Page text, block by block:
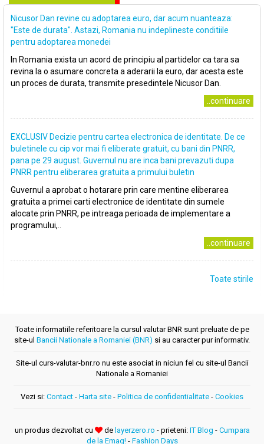
Nicusor Dan revine cu adoptarea euro, dar acum nuanteaza:
"Este de durata". Astazi, Romania nu indeplineste conditiile
pentru adoptarea monedei
In Romania exista un acord de principiu al partidelor ca tara sa
revina la o asumare concreta a aderarii la euro, dar acesta este
un proces de durata, transmite presedintele Nicusor Dan.
..continuare
EXCLUSIV Decizie pentru cartea electronica de identitate. De ce
buletinele cu cip vor mai fi eliberate gratuit, cu bani din PNRR,
pana pe 29 august. Guvernul nu are inca bani prevazuti dupa
PNRR pentru eliberarea gratuita a primului buletin
Guvernul a aprobat o hotarare prin care mentine eliberarea
gratuita a primei carti electronice de identitate din sumele
alocate prin PNRR, pe intreaga perioada de implementare a
programului,..
..continuare
Toate stirile
Toate informatiile referitoare la cursul valutar BNR sunt preluate de pe
site-ul Bancii Nationale a Romaniei (BNR) si au caracter pur informativ.
Site-ul curs-valutar-bnr.ro nu este asociat in niciun fel cu site-ul Bancii
Nationale a Romaniei
Vezi si: Contact - Harta site - Politica de confidentialitate - Cookies
un produs dezvoltat cu de layerzero.ro - prieteni: IT Blog - Cumpara
de la Emag!- Fashion Days